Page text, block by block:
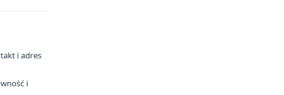
i adres
i